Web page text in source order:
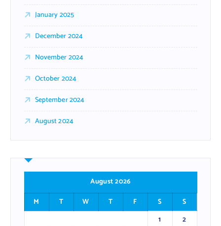
January 2025
December 2024
November 2024
October 2024
September 2024
August 2024
August 2026
M
T W T F S
S
1
2